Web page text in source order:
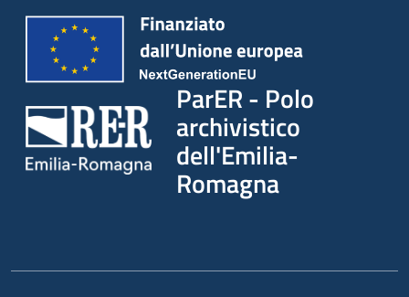
ParER - Polo
archivistico
dell'Emilia-
Romagna